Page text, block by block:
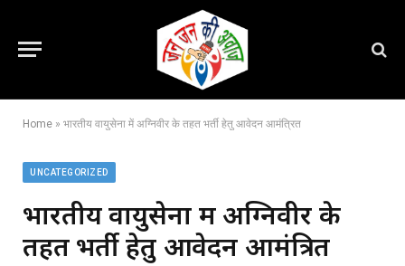
Home » भारतीय वायुसेना में अग्निवीर के तहत भर्ती हेतु आवेदन आमंत्रित
UNCATEGORIZED
भारतीय वायुसेना में अग्निवीर के
तहत भर्ती हेतु आवेदन आमंत्रित